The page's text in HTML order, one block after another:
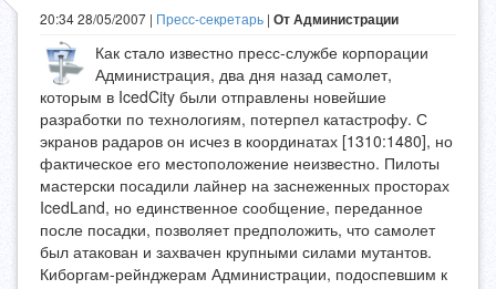
20:34 28/05/2007 | Пресс-секретарь | От Администрации
Как стало известно пресс-службе корпорации
Администрация, два дня назад самолет,
которым в IcedCity были отправлены новейшие
разработки по технологиям, потерпел катастрофу. С
экранов радаров он исчез в координатах [1310:1480], но
фактическое его местоположение неизвестно. Пилоты
мастерски посадили лайнер на заснеженных просторах
IcedLand, но единственное сообщение, переданное
после посадки, позволяет предположить, что самолет
был атакован и захвачен крупными силами мутантов.
Киборгам-рейнджерам Администрации, подоспевшим к